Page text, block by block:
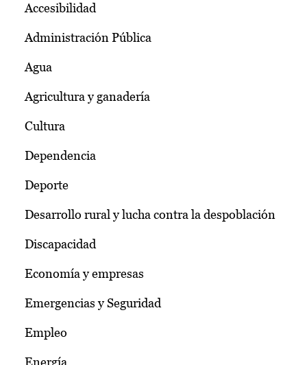
Accesibilidad
Administración Pública
Agua
Agricultura y ganadería
Cultura
Dependencia
Deporte
Desarrollo rural y lucha contra la despoblación
Discapacidad
Economía y empresas
Emergencias y Seguridad
Empleo
Energía